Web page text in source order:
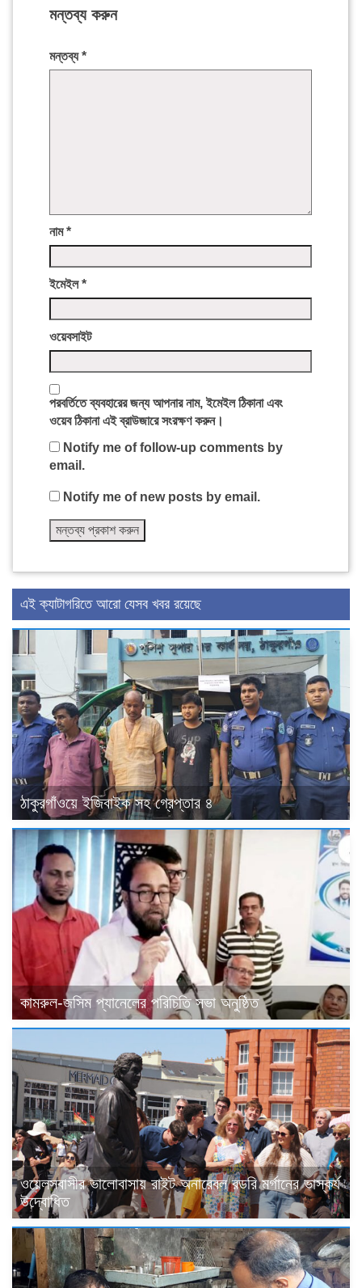
মন্তব্য করুন
মন্তব্য*
নাম*
ইমেইল*
ওয়েবসাইট
পরবর্তিতে ব্যবহারের জন্য আপনার নাম, ইমেইল ঠিকানা এবং
ওয়েব ঠিকানা এই ব্রাউজারে সংরক্ষণ করুন।
Notify me of follow-up comments by
email.
Notify me of new posts by email.
এই ক্যাটাগরিতে আরো যেসব খবর রয়েছে
ঠাকুরগাঁওয়ে ইজিবাইক সহ গ্রেপ্তার ৪
কামরুল-জসিম প্যানেলের পরিচিতি সভা অনুষ্ঠিত
ওয়েলসবাসীর ভালোবাসায় রাইট অনারেবল রডরি মর্গানের ভাস্কর্য
উদ্বোধিত